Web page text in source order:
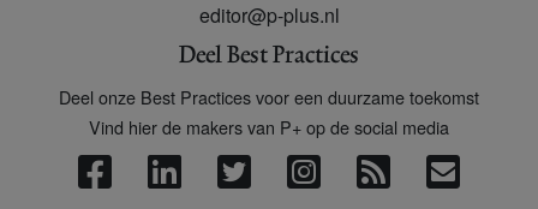
editor@p-plus.nl
Deel Best Practices
Deel onze Best Practices voor een duurzame toekomst
Vind hier de makers van P+ op de social media